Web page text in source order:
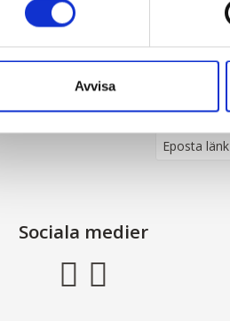
Avvisa
Eposta länk
Sociala medier